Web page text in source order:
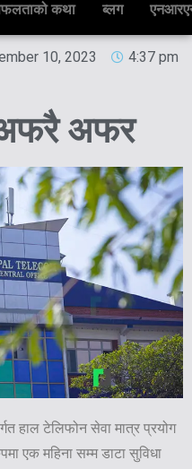
कथा ब्लग
10, 2023
4:37 pm
अफर
हाल टेलिफोन सेवा मात्र प्रयोग
एक महिना सम्म डाटा सुविधा